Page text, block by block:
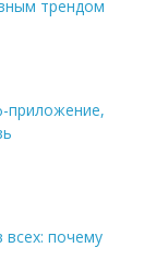
трендом
приложение,
почему